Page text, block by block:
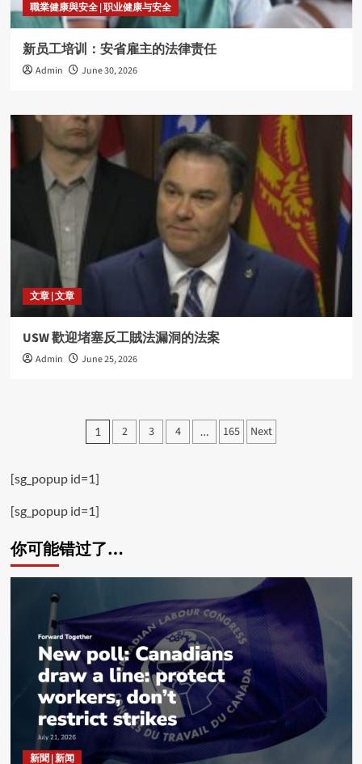
職業健康與安全 | 职业健康与安全
新员工培训：安省雇主的法律责任
Admin June 30, 2026
文章 | 文章
USW 歡迎堵塞反工賊法漏洞的法案
Admin June 25, 2026
Posts
1 2 3 4 … 165 Next
[sg_popup id=1]
[sg_popup id=1]
你可能错过了…
新聞 | 新闻